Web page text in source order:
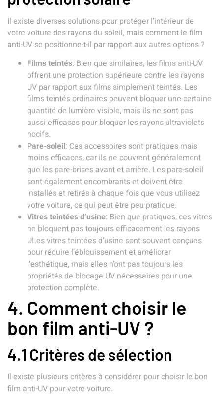
Il existe diverses solutions pour protéger l’intérieur de
votre voiture des rayons du soleil, mais comment le film
anti-UV se positionne-t-il par rapport aux autres options ?
Films teintés: Bien que similaires, les films anti-UV
offrent une protection supérieure contre les rayons
UV par rapport aux films simplement teintés. Les
films teintés ordinaires peuvent bloquer une certaine
quantité de lumière visible, mais ils ne sont pas
aussi efficaces pour bloquer les rayons ultraviolets
nocifs.
Pare-soleil: Ces accessoires sont pratiques mais
moins efficaces, car ils ne couvrent généralement
que les pare-brises avant et arrière. Les pare-soleil
sont également encombrants et doivent être
installés et retirés à chaque fois que vous utilisez
votre voiture, ce qui peut être peu pratique.
Vitres teintées d’usine: Bien que pratiques, ces vitres
ne bloquent pas toujours efficacement les rayons
ULes vitres teintées d’usine sont souvent conçues
pour réduire l’éblouissement et améliorer
l’esthétique, mais elles n’ont pas toujours les
propriétés de blocage UV nécessaires pour une
protection complète.
4. Comment choisir le
bon film anti-UV ?
4.1 Critères de sélection
Il existe plusieurs critères à considérer pour choisir le bon
film anti-UV pour votre voiture.